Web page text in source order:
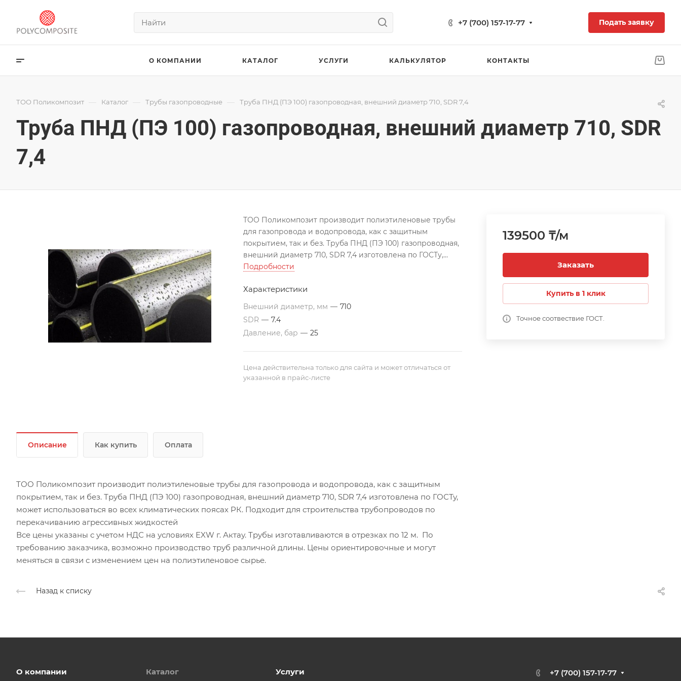
+7 (700) 157-17-77 Подать заявку
О КОМПАНИИ КАТАЛОГ УСЛУГИ КАЛЬКУЛЯТОР КОНТАКТЫ
ТОО Поликомпозит — Каталог — Трубы газопроводные — Труба ПНД (ПЭ 100) газопроводная, внешний диаметр 710, SDR 7,4
Труба ПНД (ПЭ 100) газопроводная, внешний диаметр 710, SDR
7,4
139500 ₸/м
Заказать
Купить в 1 клик
Точное соотвествие ГОСТ.
ТОО Поликомпозит производит полиэтиленовые трубы
для газопровода и водопровода, как с защитным
покрытием, так и без. Труба ПНД (ПЭ 100) газопроводная,
внешний диаметр 710, SDR 7,4 изготовлена по ГОСТу,
может использоваться во всех климатических поясах РК.
перекачиванию агрессивных жидкостей
Все цены указаны с учетом НДС на условиях EXW г. Актау.
Трубы изготавливаются в отрезках по 12 м. По
требованию заказчика, возможно производство труб
различной длины. Цены ориентировочные и могут
Подробности
Характеристики
Внешний диаметр, мм — 710
SDR — 7.4
Давление, бар — 25
Цена действительна только для сайта и может отличаться от
указанной в прайс-листе
Описание Как купить Оплата
ТОО Поликомпозит производит полиэтиленовые трубы для газопровода и водопровода, как с защитным
покрытием, так и без. Труба ПНД (ПЭ 100) газопроводная, внешний диаметр 710, SDR 7,4 изготовлена по ГОСТу,
может использоваться во всех климатических поясах РК. Подходит для строительства трубопроводов по
перекачиванию агрессивных жидкостей
Все цены указаны с учетом НДС на условиях EXW г. Актау. Трубы изготавливаются в отрезках по 12 м. По
требованию заказчика, возможно производство труб различной длины. Цены ориентировочные и могут
меняться в связи с изменением цен на полиэтиленовое сырье.
Назад к списку
О компании Каталог Услуги +7 (700) 157-17-77